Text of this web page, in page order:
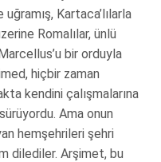
Kartaca’lılarla
Romalılar, ünlü
bir orduyla
hiçbir zaman
kendini çalışmalarına
Ama onun
hemşehrileri şehri
dilediler. Arşimet, bu